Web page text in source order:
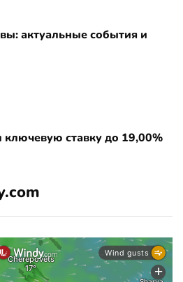
актуальные события и
ставку до 19,00%